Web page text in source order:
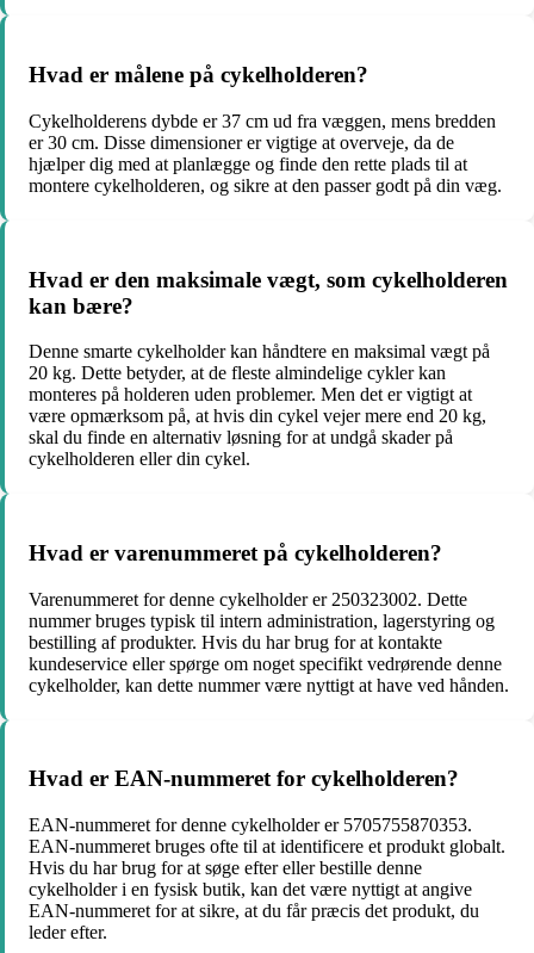
Hvad er målene på cykelholderen?
Cykelholderens dybde er 37 cm ud fra væggen, mens bredden
er 30 cm. Disse dimensioner er vigtige at overveje, da de
hjælper dig med at planlægge og finde den rette plads til at
montere cykelholderen, og sikre at den passer godt på din væg.
Hvad er den maksimale vægt, som cykelholderen
kan bære?
Denne smarte cykelholder kan håndtere en maksimal vægt på
20 kg. Dette betyder, at de fleste almindelige cykler kan
monteres på holderen uden problemer. Men det er vigtigt at
være opmærksom på, at hvis din cykel vejer mere end 20 kg,
skal du finde en alternativ løsning for at undgå skader på
cykelholderen eller din cykel.
Hvad er varenummeret på cykelholderen?
Varenummeret for denne cykelholder er 250323002. Dette
nummer bruges typisk til intern administration, lagerstyring og
bestilling af produkter. Hvis du har brug for at kontakte
kundeservice eller spørge om noget specifikt vedrørende denne
cykelholder, kan dette nummer være nyttigt at have ved hånden.
Hvad er EAN-nummeret for cykelholderen?
EAN-nummeret for denne cykelholder er 5705755870353.
EAN-nummeret bruges ofte til at identificere et produkt globalt.
Hvis du har brug for at søge efter eller bestille denne
cykelholder i en fysisk butik, kan det være nyttigt at angive
EAN-nummeret for at sikre, at du får præcis det produkt, du
leder efter.